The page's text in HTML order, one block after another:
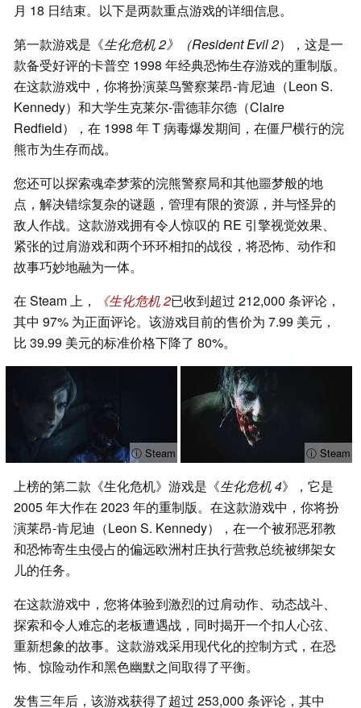
月 18 日结束。以下是两款重点游戏的详细信息。
第一款游戏是《生化危机 2》（Resident Evil 2），这是一
款备受好评的卡普空 1998 年经典恐怖生存游戏的重制版。
在这款游戏中，你将扮演菜鸟警察莱昂-肯尼迪（Leon S.
Kennedy）和大学生克莱尔-雷德菲尔德（Claire
Redfield），在 1998 年 T 病毒爆发期间，在僵尸横行的浣
熊市为生存而战。
您还可以探索魂牵梦萦的浣熊警察局和其他噩梦般的地
点，解决错综复杂的谜题，管理有限的资源，并与怪异的
敌人作战。这款游戏拥有令人惊叹的 RE 引擎视觉效果、
紧张的过肩游戏和两个环环相扣的战役，将恐怖、动作和
故事巧妙地融为一体。
在 Steam 上，
《生化危机 2已收到超过 212,000 条评论，
其中 97% 为正面评论。该游戏目前的售价为 7.99 美元，
比 39.99 美元的标准价格下降了 80%。
ⓘ Steam ⓘ Steam
上榜的第二款《生化危机》游戏是《生化危机 4》，它是
2005 年大作在 2023 年的重制版。在这款游戏中，你将扮
演莱昂-肯尼迪（Leon S. Kennedy），在一个被邪恶邪教
和恐怖寄生虫侵占的偏远欧洲村庄执行营救总统被绑架女
儿的任务。
在这款游戏中，您将体验到激烈的过肩动作、动态战斗、
探索和令人难忘的老板遭遇战，同时揭开一个扣人心弦、
重新想象的故事。这款游戏采用现代化的控制方式，在恐
怖、惊险动作和黑色幽默之间取得了平衡。
发售三年后，该游戏获得了超过 253,000 条评论，其中